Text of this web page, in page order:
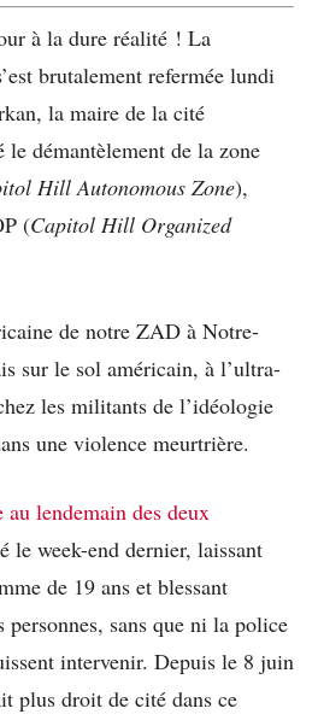
à la dure réalité ! La
brutalement refermée lundi
la maire de la cité
le démantèlement de la zone
Hill Autonomous Zone),
(Capitol Hill Organized
de notre ZAD à Notre-
sur le sol américain, à l’ultra-
les militants de l’idéologie
une violence meurtrière.
lendemain des deux
le week-end dernier, laissant
de 19 ans et blessant
personnes, sans que ni la police
intervenir. Depuis le 8 juin
plus droit de cité dans ce